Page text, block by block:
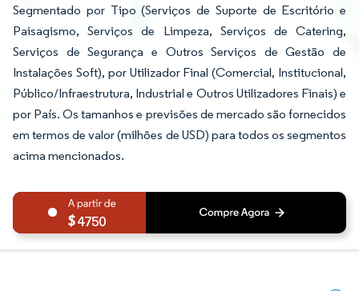
Segmentado por Tipo (Serviços de Suporte de Escritório e
Paisagismo, Serviços de Limpeza, Serviços de Catering,
Serviços de Segurança e Outros Serviços de Gestão de
Instalações Soft), por Utilizador Final (Comercial, Institucional,
Público/Infraestrutura, Industrial e Outros Utilizadores Finais) e
por País. Os tamanhos e previsões de mercado são fornecidos
em termos de valor (milhões de USD) para todos os segmentos
acima mencionados.
4750